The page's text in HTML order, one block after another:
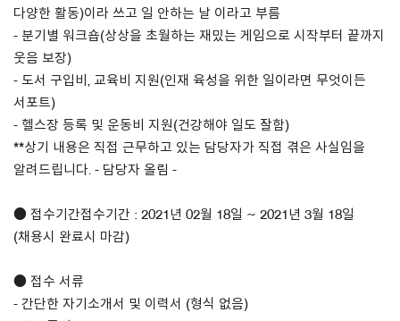
다양한 활동)이라 쓰고 일 안하는 날 이라고 부름
- 분기별 워크숍(상상을 초월하는 재밌는 게임으로 시작부터 끝까지
웃음 보장)
- 도서 구입비, 교육비 지원(인재 육성을 위한 일이라면 무엇이든
서포트)
- 헬스장 등록 및 운동비 지원(건강해야 일도 잘함)
**상기 내용은 직접 근무하고 있는 담당자가 직접 겪은 사실임을
알려드립니다. - 담당자 올림 -
● 접수기간접수기간 : 2021년 02월 18일 ~ 2021년 3월 18일
(채용시 완료시 마감)
● 접수 서류
- 간단한 자기소개서 및 이력서 (형식 없음)